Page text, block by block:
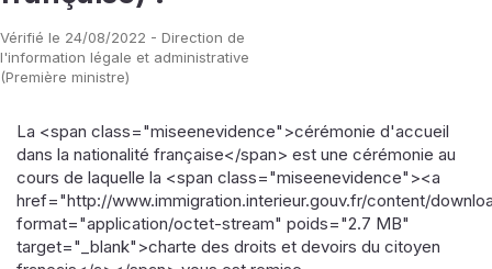
Vérifié le 24/08/2022 - Direction de
l'information légale et administrative
(Première ministre)
La <span class="miseenevidence">cérémonie d'accueil
dans la nationalité française</span> est une cérémonie au
cours de laquelle la <span class="miseenevidence"><a
href="http://www.immigration.interieur.gouv.fr/content/
format="application/octet-stream" poids="2.7 MB"
target="_blank">charte des droits et devoirs du citoyen